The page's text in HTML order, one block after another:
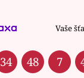
Vaše
34 48 7